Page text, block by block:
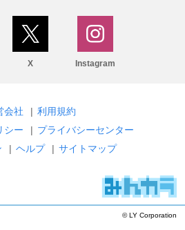
X Instagram
会社 | 利用規約
シー
| プライバシーセンター
| ヘルプ | サイトマップ
© LY Corporation